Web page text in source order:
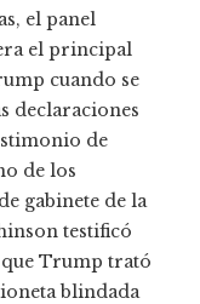
el panel
el principal
cuando se
declaraciones
de
de los
gabinete de la
testificó
Trump trató
blindada